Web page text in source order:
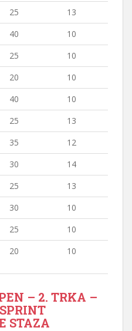
25
13
40
10
25
10
20
10
40
10
25
13
35
12
30
14
25
13
30
10
25
10
20 10
– 2. TRKA –
STAZA